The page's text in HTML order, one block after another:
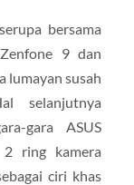
bersama
9 dan
lumayan susah
selanjutnya
gara ASUS
2 ring kamera
ciri khas